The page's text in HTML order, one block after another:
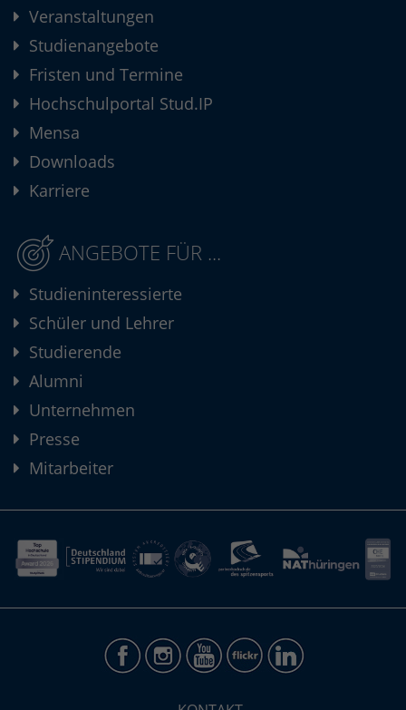
Veranstaltungen
Studienangebote
Fristen und Termine
Hochschulportal Stud.IP
Mensa
Downloads
Karriere
ANGEBOTE FÜR ...
Studieninteressierte
Schüler und Lehrer
Studierende
Alumni
Unternehmen
Presse
Mitarbeiter